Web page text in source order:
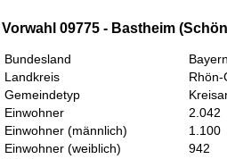
Vorwahl 09775 - Bastheim
Bundesland
Landkreis
Rhön-
Gemeindetyp
Einwohner
2.042
Einwohner (männlich)
1.100
Einwohner (weiblich)
942